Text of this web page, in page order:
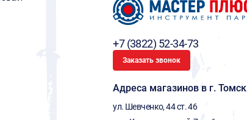
+7 (3822) 52-34-73
Заказать звонок
Адреса магазинов в г. Томск
ул. Шевченко, 44 ст. 46